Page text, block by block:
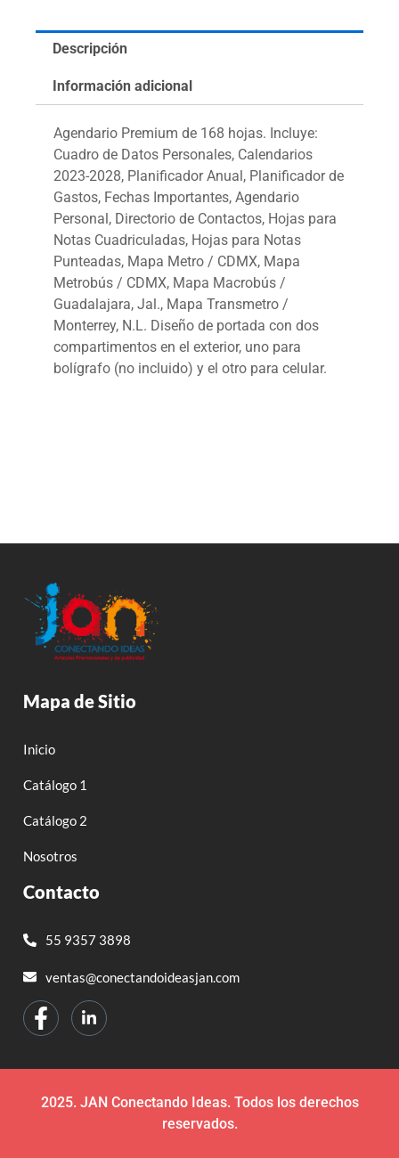
Descripción
Información adicional
Agendario Premium de 168 hojas. Incluye:
Cuadro de Datos Personales, Calendarios
2023-2028, Planificador Anual, Planificador de
Gastos, Fechas Importantes, Agendario
Personal, Directorio de Contactos, Hojas para
Notas Cuadriculadas, Hojas para Notas
Punteadas, Mapa Metro / CDMX, Mapa
Metrobús / CDMX, Mapa Macrobús /
Guadalajara, Jal., Mapa Transmetro /
Monterrey, N.L. Diseño de portada con dos
compartimentos en el exterior, uno para
bolígrafo (no incluido) y el otro para celular.
Mapa de Sitio
Inicio
Catálogo 1
Catálogo 2
Nosotros
Contacto
55 9357 3898
ventas@conectandoideasjan.com
2025. JAN Conectando Ideas. Todos los derechos
reservados.